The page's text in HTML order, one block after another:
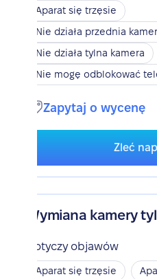
Aparat się trzęsie
Nie działa przednia
Nie działa tylna kamera
Nie mogę odblokować
Zapytaj o wycenę
Zleć
Wymiana kamery
Dotyczy objawów
Aparat się trzęsie